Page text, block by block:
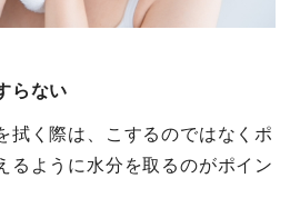
らない
拭く際は、こするのではなくポ
るように水分を取るのがポイン